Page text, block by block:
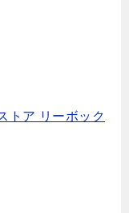
トア リーボック